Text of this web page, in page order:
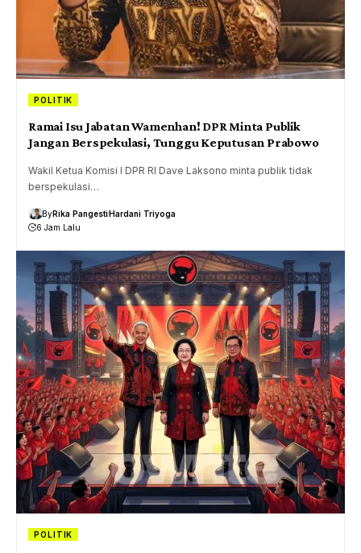
POLITIK
Ramai Isu Jabatan Wamenhan! DPR Minta Publik
Jangan Berspekulasi, Tunggu Keputusan Prabowo
Wakil Ketua Komisi I DPR RI Dave Laksono minta publik tidak
berspekulasi…
ByRika PangestiHardani Triyoga
6 Jam Lalu
POLITIK